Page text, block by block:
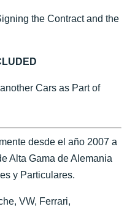
the Contract and the
Cars as Part of
desde el año 2007 a
Alta Gama de Alemania
y Particulares.
VW, Ferrari,